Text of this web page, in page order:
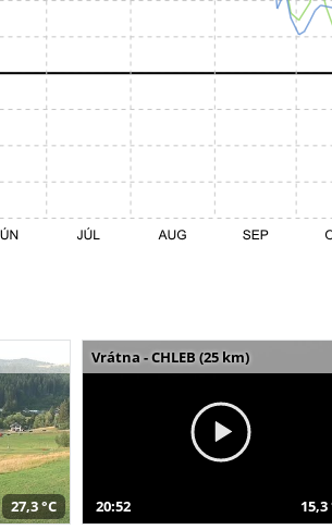
27,3 °C
Vrátna - CHLEB (25 km)
20:52 15,3